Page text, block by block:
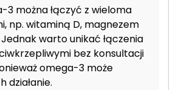
3 można łączyć z wieloma
np. witaminą D, magnezem
warto unikać łączenia
bez konsultacji
omega-3 może
działanie.